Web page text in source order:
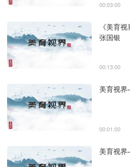
00:03:00
《美育
张国银
00:13:00
美育视
00:01:00
美育视